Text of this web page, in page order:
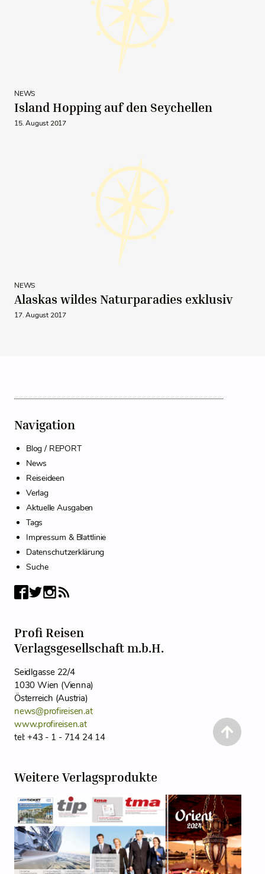
NEWS
Island Hopping auf den Seychellen
15. August 2017
NEWS
Alaskas wildes Naturparadies exklusiv
17. August 2017
Navigation
Blog / REPORT
News
Reiseideen
Verlag
Aktuelle Ausgaben
Tags
Impressum & Blattlinie
Datenschutzerklärung
Suche
Profi Reisen
Verlagsgesellschaft m.b.H.
Seidlgasse 22/4
1030 Wien (Vienna)
Österreich (Austria)
news@profireisen.at
www.profireisen.at
tel: +43 - 1 - 714 24 14
Weitere Verlagsprodukte